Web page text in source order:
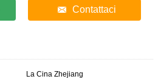
Contattaci
La Cina Zhejiang